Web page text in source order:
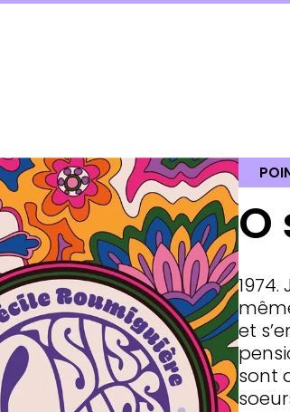
O
et
sont